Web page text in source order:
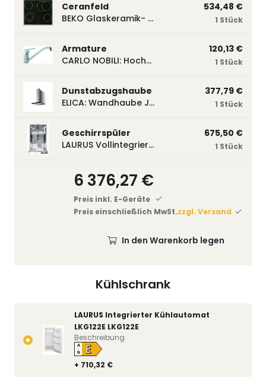
Kühlschrank
LAURUS Integrierter Kühlautomat
LKG122E LKG122E
+ 710,32 €
A
↑
G E
Beschreibung
Ceranfeld
BEKO Glaskeramik- Strahlungskochfeld EH 9641 XHN, herdgebunden EH9641XHN
534,48 €
1 Stück
Armature
CARLO NOBILI: Hochdruck- Einhebelmischbatterie Blue, Mischbatterie verchromt 17770
120,13 €
1 Stück
Dunstabzugshaube
ELICA: Wandhaube JOYE 60-A,600 mm breit Edelstahl JOYE60A
377,79 €
1 Stück
Geschirrspüler
LAURUS Vollintegrierter Geschirrspüler LSV45-3, 450 mm breit, 3 Programme LSV45-3
675,50 €
1 Stück
6 376,27 €
Preis inkl. E-Geräte
Preis einschließlich MwSt.zzgl. Versand
In den Warenkorb legen